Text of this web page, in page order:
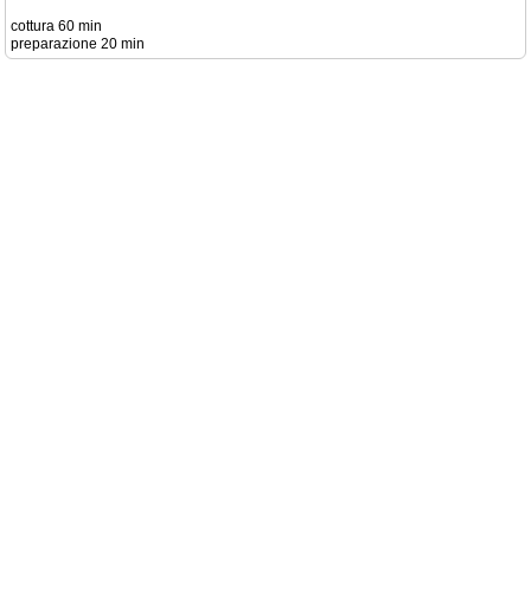
cottura 60 min
preparazione 20 min